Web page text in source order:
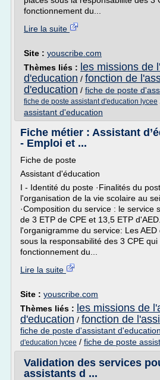
fonctionnement du...
Lire la suite
Site : youscribe.com
Thèmes liés : les missions de
d'education / fonction de
d'education / fiche de poste
fiche de poste assistant d'education lycee
assistant d'education
Fiche métier : Assistant
- Emploi et ...
Fiche de poste
Assistant d'éducation
I - Identité du poste ·Finalités du
l'organisation de la vie scolaire au
·Composition du service : le service
de 3 ETP de CPE et 13,5 ETP
l'organigramme du service: Les
sous la responsabilité des 3 CPE
fonctionnement du...
Lire la suite
Site : youscribe.com
Thèmes liés : les missions de
d'education / fonction de
fiche de poste d'assistant d'education
d'education lycee / fiche de poste
Validation des services
assistants d ...